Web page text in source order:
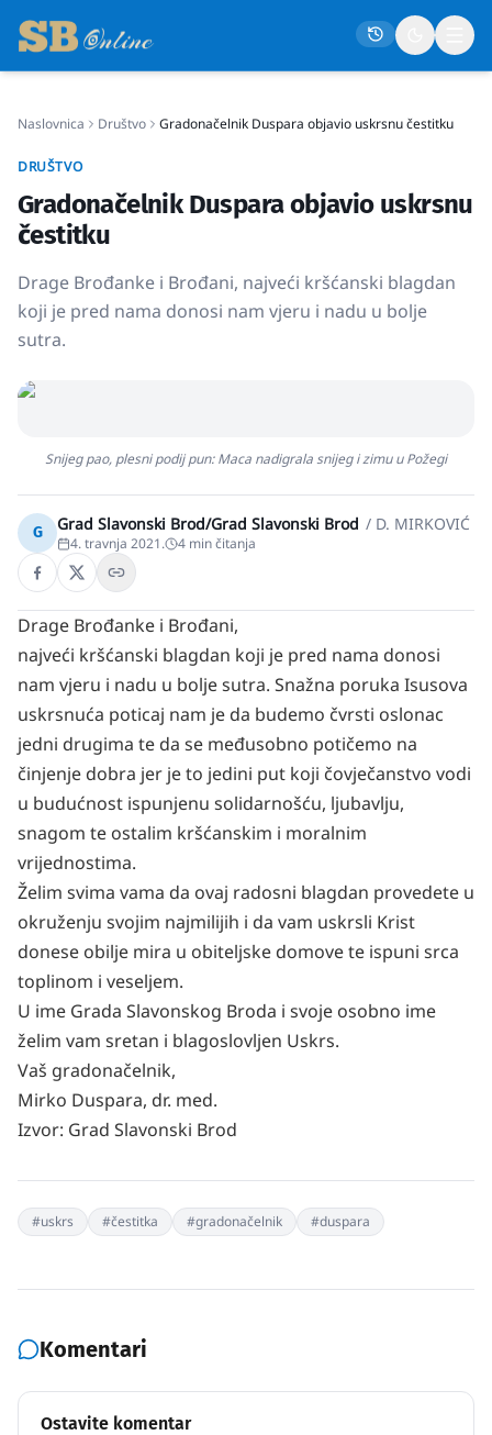
Politika
Život
Crna kronika
Sport
Osmrtnice
Naslovnica Društvo Gradonačelnik Duspara objavio uskrsnu čestitku
DRUŠTVO
Gradonačelnik Duspara objavio uskrsnu
čestitku
Drage Brođanke i Brođani, najveći kršćanski blagdan
koji je pred nama donosi nam vjeru i nadu u bolje
sutra.
Snijeg pao, plesni podij pun: Maca nadigrala snijeg i zimu u Požegi
G Grad Slavonski Brod/Grad Slavonski Brod / D. MIRKOVIĆ
4. travnja 2021. 4 min čitanja
Drage Brođanke i Brođani,
najveći kršćanski blagdan koji je pred nama donosi
nam vjeru i nadu u bolje sutra. Snažna poruka Isusova
uskrsnuća poticaj nam je da budemo čvrsti oslonac
jedni drugima te da se međusobno potičemo na
činjenje dobra jer je to jedini put koji čovječanstvo vodi
u budućnost ispunjenu solidarnošću, ljubavlju,
snagom te ostalim kršćanskim i moralnim
vrijednostima.
Želim svima vama da ovaj radosni blagdan provedete u
okruženju svojim najmilijih i da vam uskrsli Krist
donese obilje mira u obiteljske domove te ispuni srca
toplinom i veseljem.
U ime Grada Slavonskog Broda i svoje osobno ime
želim vam sretan i blagoslovljen Uskrs.
Vaš gradonačelnik,
Mirko Duspara, dr. med.
Izvor: Grad Slavonski Brod
#uskrs #čestitka #gradonačelnik #duspara
Komentari
Ostavite komentar